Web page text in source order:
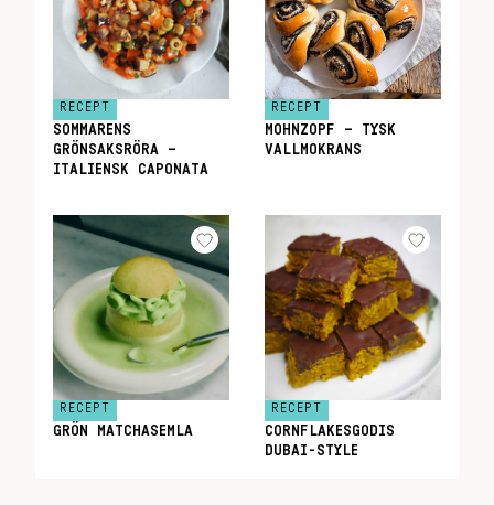
RECEPT
SOMMARENS
GRÖNSAKSRÖRA –
ITALIENSK CAPONATA
RECEPT
MOHNZOPF – TYSK
VALLMOKRANS
RECEPT
GRÖN MATCHASEMLA
RECEPT
CORNFLAKESGODIS
DUBAI-STYLE